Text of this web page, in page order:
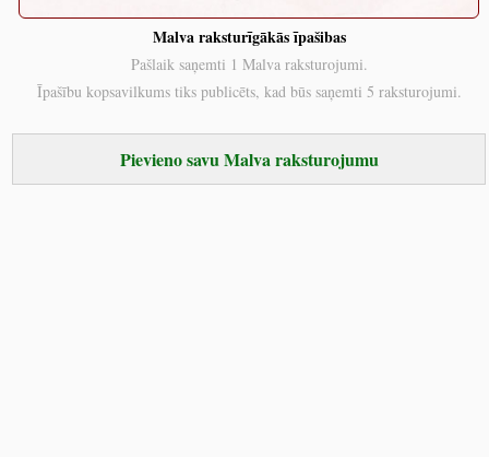
Malva raksturīgākās īpašibas
Pašlaik saņemti 1 Malva raksturojumi.
Īpašību kopsavilkums tiks publicēts, kad būs saņemti 5 raksturojumi.
Pievieno savu Malva raksturojumu